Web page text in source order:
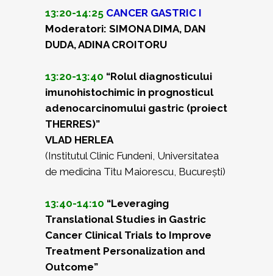
13:20-14:25 CANCER GASTRIC I
Moderatori: SIMONA DIMA, DAN
DUDA, ADINA CROITORU
13:20-13:40 “Rolul diagnosticului
imunohistochimic in prognosticul
adenocarcinomului gastric (proiect
THERRES)”
VLAD HERLEA
(Institutul Clinic Fundeni, Universitatea
de medicina Titu Maiorescu, București)
13:40-14:10 “Leveraging
Translational Studies in Gastric
Cancer Clinical Trials to Improve
Treatment Personalization and
Outcome”